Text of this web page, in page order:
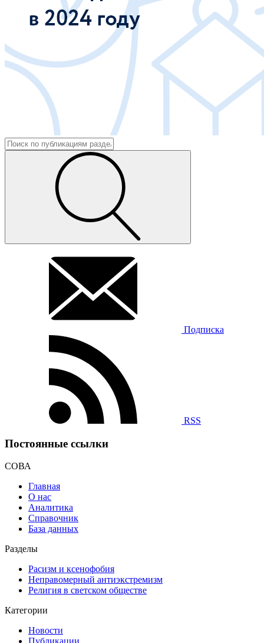
Подписка
RSS
Постоянные ссылки
СОВА
Главная
О нас
Аналитика
Справочник
База данных
Разделы
Расизм и ксенофобия
Неправомерный антиэкстремизм
Религия в светском обществе
Категории
Новости